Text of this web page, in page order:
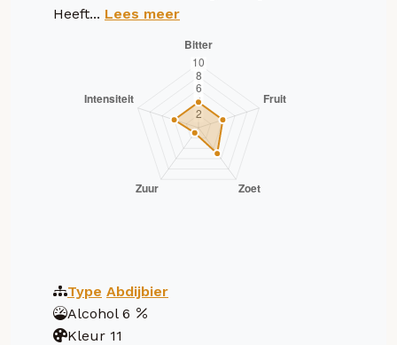
Heeft... Lees meer
Type Abdijbier
Alcohol 6
Kleur 11